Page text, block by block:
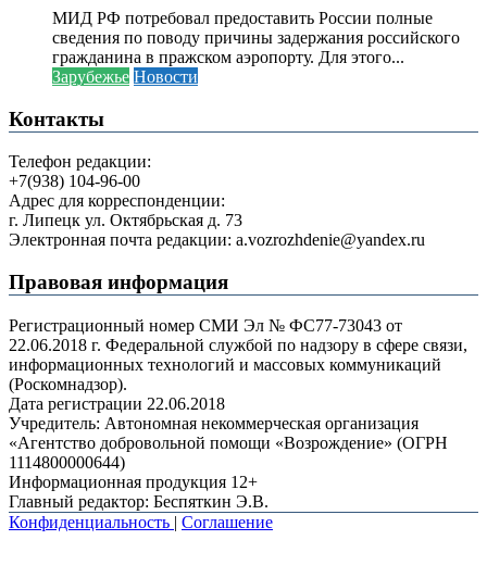
МИД РФ потребовал предоставить России полные
сведения по поводу причины задержания российского
гражданина в пражском аэропорту. Для этого...
Зарубежье Новости
Контакты
Телефон редакции:
+7(938) 104-96-00
Адрес для корреспонденции:
г. Липецк ул. Октябрьская д. 73
Электронная почта редакции: a.vozrozhdenie@yandex.ru
Правовая информация
Регистрационный номер СМИ Эл № ФС77-73043 от
22.06.2018 г. Федеральной службой по надзору в сфере связи,
информационных технологий и массовых коммуникаций
(Роскомнадзор).
Дата регистрации 22.06.2018
Учредитель: Автономная некоммерческая организация
«Агентство добровольной помощи «Возрождение» (ОГРН
1114800000644)
Информационная продукция 12+
Главный редактор: Беспяткин Э.В.
Конфиденциальность | Соглашение